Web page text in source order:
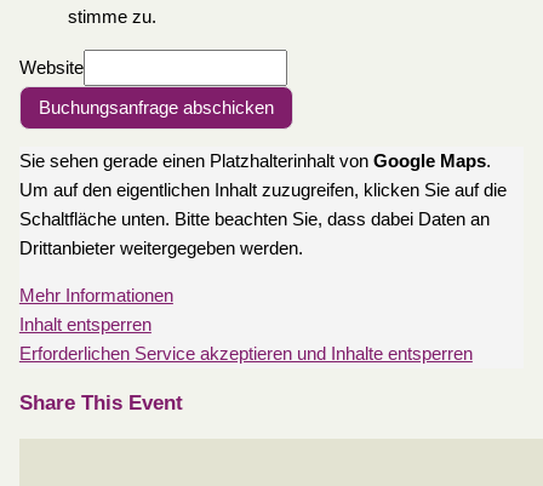
stimme zu.
Website
Buchungsanfrage abschicken
Sie sehen gerade einen Platzhalterinhalt von Google Maps.
Um auf den eigentlichen Inhalt zuzugreifen, klicken Sie auf die
Schaltfläche unten. Bitte beachten Sie, dass dabei Daten an
Drittanbieter weitergegeben werden.
Mehr Informationen
Inhalt entsperren
Erforderlichen Service akzeptieren und Inhalte entsperren
Share This Event